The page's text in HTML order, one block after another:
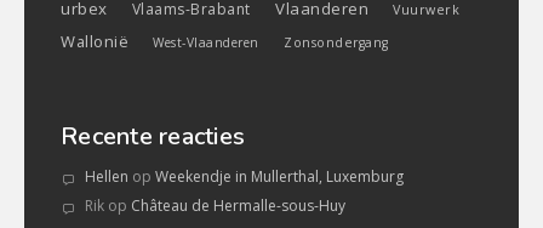
urbex Vlaams-Brabant Vlaanderen Vuurwerk
Wallonië West-Vlaanderen Zonsondergang
Recente reacties
Hellen op Weekendje in Mullerthal, Luxemburg
Rik op Château de Hermalle-sous-Huy